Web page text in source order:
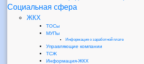
Социальная сфера
ЖКХ
ТОСы
МУПы
Информация о заработной плате
Управляющие компании
ТСЖ
Информация-ЖКХ